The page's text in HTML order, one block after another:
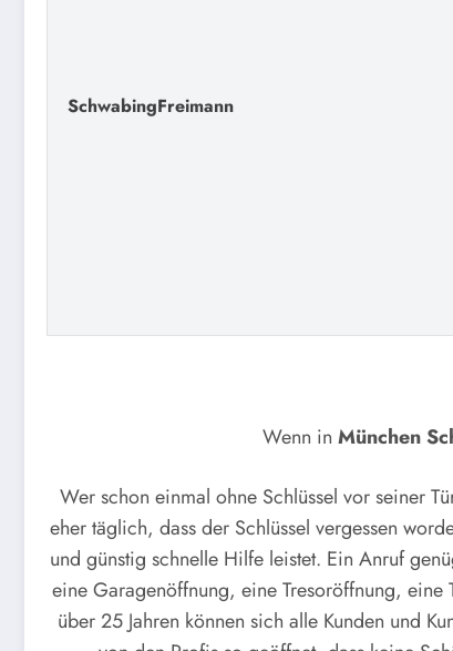
SchwabingFreimann
Wenn in München
Wer schon einmal ohne Schlüssel vor seiner
eher täglich, dass der Schlüssel vergessen
und günstig schnelle Hilfe leistet. Ein Anruf
eine Garagenöffnung, eine Tresoröffnung,
über 25 Jahren können sich alle Kunden und